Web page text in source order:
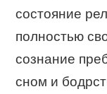
состояние
полностью
сознание
сном и